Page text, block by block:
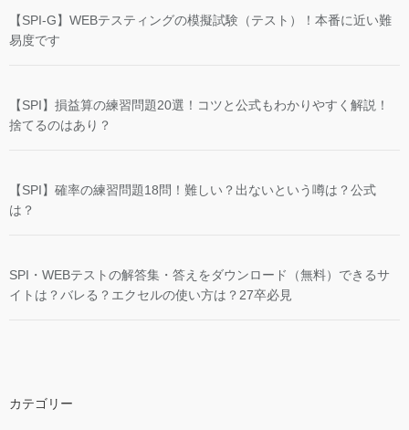
【SPI-G】WEBテスティングの模擬試験（テスト）！本番に近い難
易度です
【SPI】損益算の練習問題20選！コツと公式もわかりやすく解説！
捨てるのはあり？
【SPI】確率の練習問題18問！難しい？出ないという噂は？公式
は？
SPI・WEBテストの解答集・答えをダウンロード（無料）できるサ
イトは？バレる？エクセルの使い方は？27卒必見
カテゴリー